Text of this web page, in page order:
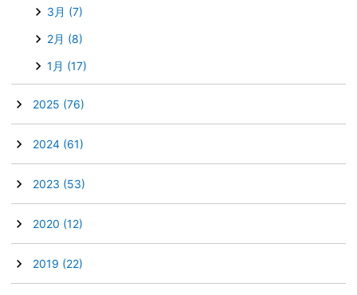
3月 (7)
2月 (8)
1月 (17)
2025 (76)
2024 (61)
2023 (53)
2020 (12)
2019 (22)